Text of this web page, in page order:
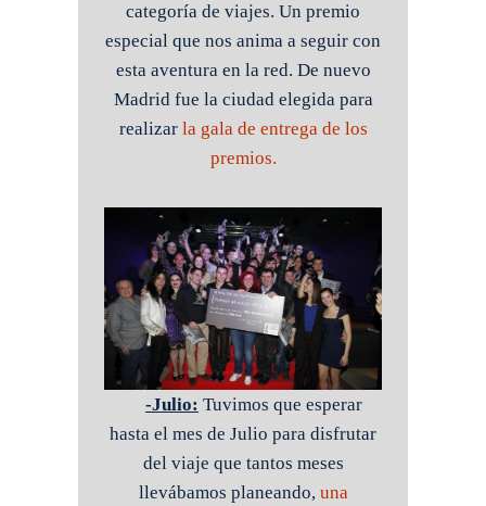
categoría de viajes. Un premio
especial que nos anima a seguir con
esta aventura en la red. De nuevo
Madrid fue la ciudad elegida para
realizar la gala de entrega de los
premios.
-Julio: Tuvimos que esperar
hasta el mes de Julio para disfrutar
del viaje que tantos meses
llevábamos planeando, una